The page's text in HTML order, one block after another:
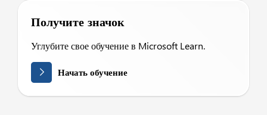
Получите значок
Углубите свое обучение в Microsoft Learn.
Начать обучение